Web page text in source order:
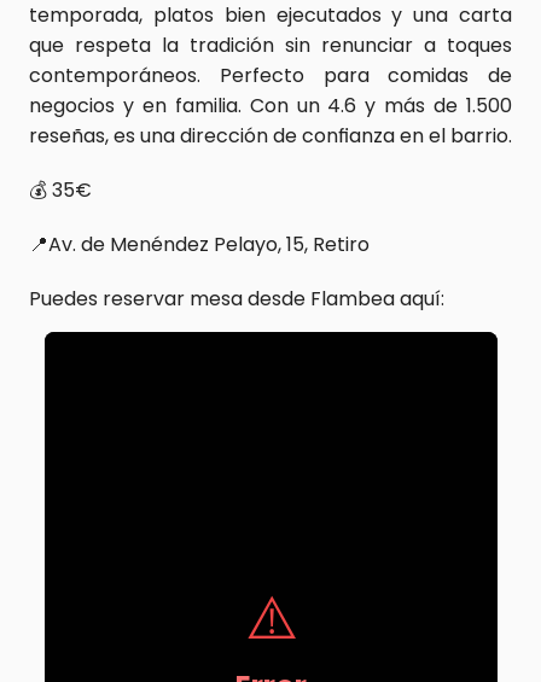
temporada, platos bien ejecutados y una carta
que respeta la tradición sin renunciar a toques
contemporáneos. Perfecto para comidas de
negocios y en familia. Con un 4.6 y más de 1.500
reseñas, es una dirección de confianza en el barrio.
💰 35€
📍Av. de Menéndez Pelayo, 15, Retiro
Puedes reservar mesa desde Flambea aquí: